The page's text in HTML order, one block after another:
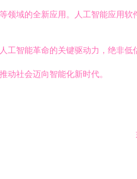
领域的全新应用。人工智能应用
工智能革命的关键驱动力，绝非
动社会迈向智能化新时代。